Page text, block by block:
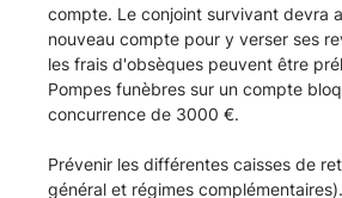
compte. Le conjoint survivant devra
nouveau compte pour y verser ses
les frais d'obsèques peuvent être
Pompes funèbres sur un compte
concurrence de 3000 €.
Prévenir les différentes caisses de
général et régimes complémentaires).